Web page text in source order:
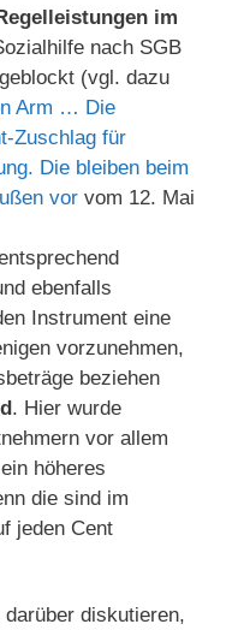
im
nach SGB
(vgl. dazu
Arm … Die
Zuschlag für
Die bleiben beim
vor vom 12. Mai
ebenfalls
Instrument eine
vorzunehmen,
beziehen
. Hier wurde
vor allem
höheres
die sind im
jeden Cent
diskutieren,